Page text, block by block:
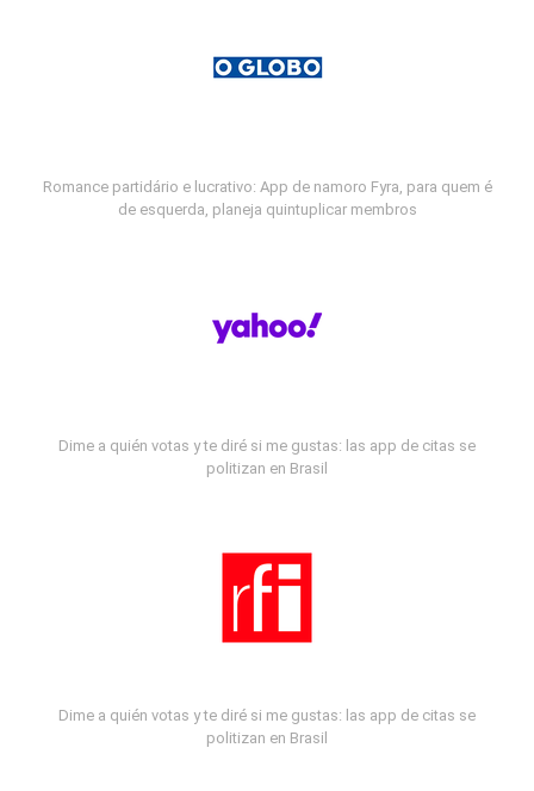
Romance partidário e lucrativo: App de namoro Fyra, para quem é
de esquerda, planeja quintuplicar membros
Dime a quién votas y te diré si me gustas: las app de citas se
politizan en Brasil
Dime a quién votas y te diré si me gustas: las app de citas se
politizan en Brasil